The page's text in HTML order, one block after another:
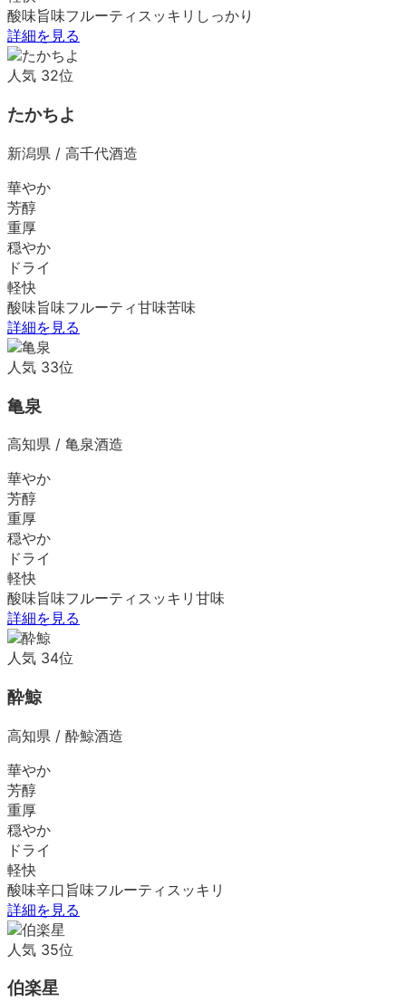
酸味旨味フルーティ スッキリ しっかり
詳細を見る
人気 32位
たかちよ
新潟県 / 高千代酒造
華やか
芳醇
重厚
穏やか
ドライ
軽快
酸味旨味フルーティ甘味苦味
詳細を見る
人気 33位
亀泉
高知県 / 亀泉酒造
華やか
芳醇
重厚
穏やか
ドライ
軽快
酸味旨味フルーティ スッキリ 甘味
詳細を見る
人気 34位
酔鯨
高知県 / 酔鯨酒造
華やか
芳醇
重厚
穏やか
ドライ
軽快
酸味辛口 旨味フルーティ スッキリ
詳細を見る
人気 35位
伯楽星